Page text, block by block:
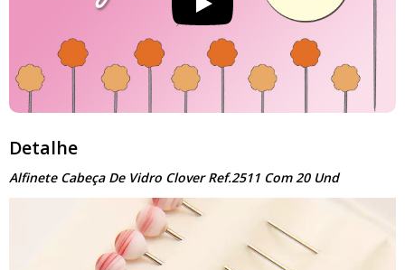
Detalhe
Alfinete Cabeça De Vidro Clover Ref.2511 Com 20 Und